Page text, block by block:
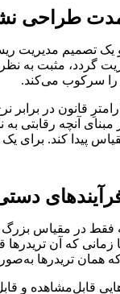
مدیریت ریسک
گردد، مثبت به
را سرکوب می‌کند.
قانون در
آنچه رقابتی
پیدا کند. برای
در مقیاس بزرگ
همان تریدرها